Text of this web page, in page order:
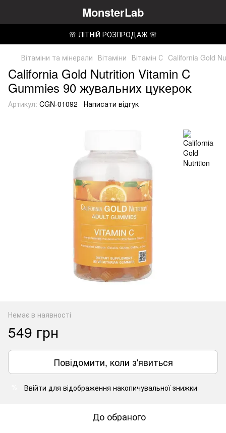
MonsterLab
🌸 ЛІТНІЙ РОЗПРОДАЖ 🌸
Вітаміни та мінерали Вітаміни Вітамін С California Gold
California Gold Nutrition Vitamin C
Gummies 90 жувальних цукерок
Артикул: CGN-01092 Написати відгук
Немає в наявності
549 грн
Повідомити, коли з'явиться
Ввійти для відображення накопичувальної знижки
До обраного